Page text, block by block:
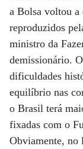
a Bolsa voltou a
reproduzidos
ministro da
demissionário.
dificuldades
equilíbrio nas
o Brasil terá
fixadas com o
Obviamente, no